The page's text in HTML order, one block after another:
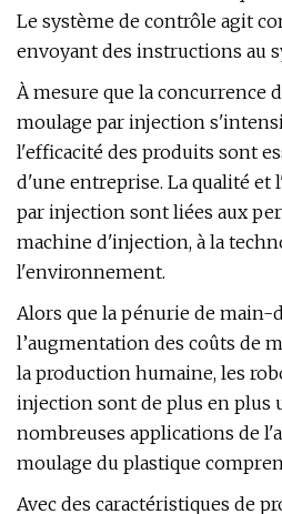
Le système de contrôle agit
envoyant des instructions au
À mesure que la concurrence
moulage par injection
l'efficacité des produits sont
d'une entreprise. La qualité et
par injection sont liées aux
machine d'injection, à la
l'environnement.
Alors que la pénurie de main-
l’augmentation des coûts de
la production humaine, les
injection sont de plus en plus
nombreuses applications de
moulage du plastique
Avec des caractéristiques de